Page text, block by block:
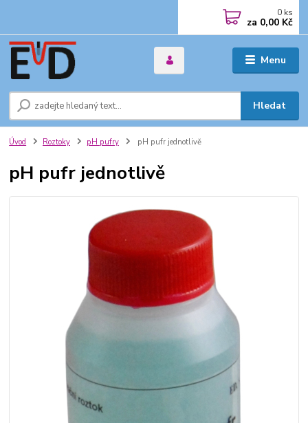
Menu
Hledat
0 ks
za 0,00 Kč
Úvod Roztoky pH pufry pH pufr jednotlivě
pH pufr jednotlivě